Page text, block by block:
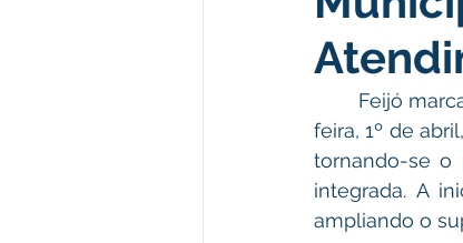
Nota de Esclarecimento
feira, 1º de
tornando-se o
integrada. A
ampliando o